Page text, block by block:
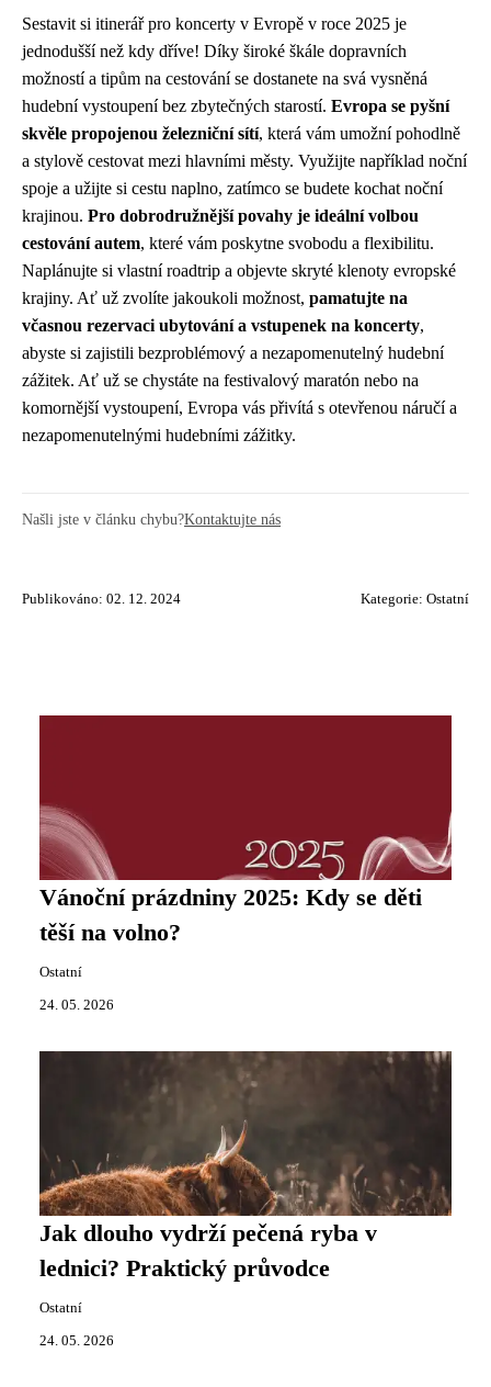
Sestavit si itinerář pro koncerty v Evropě v roce 2025 je
jednodušší než kdy dříve! Díky široké škále dopravních
možností a tipům na cestování se dostanete na svá vysněná
hudební vystoupení bez zbytečných starostí. Evropa se pyšní
skvěle propojenou železniční sítí, která vám umožní pohodlně
a stylově cestovat mezi hlavními městy. Využijte například noční
spoje a užijte si cestu naplno, zatímco se budete kochat noční
krajinou. Pro dobrodružnější povahy je ideální volbou
cestování autem, které vám poskytne svobodu a flexibilitu.
Naplánujte si vlastní roadtrip a objevte skryté klenoty evropské
krajiny. Ať už zvolíte jakoukoli možnost, pamatujte na
včasnou rezervaci ubytování a vstupenek na koncerty,
abyste si zajistili bezproblémový a nezapomenutelný hudební
zážitek. Ať už se chystáte na festivalový maratón nebo na
komornější vystoupení, Evropa vás přivítá s otevřenou náručí a
nezapomenutelnými hudebními zážitky.
Našli jste v článku chybu?Kontaktujte nás
Publikováno: 02. 12. 2024 Kategorie: Ostatní
Vánoční prázdniny 2025: Kdy se děti
těší na volno?
Ostatní
24. 05. 2026
Jak dlouho vydrží pečená ryba v
lednici? Praktický průvodce
Ostatní
24. 05. 2026